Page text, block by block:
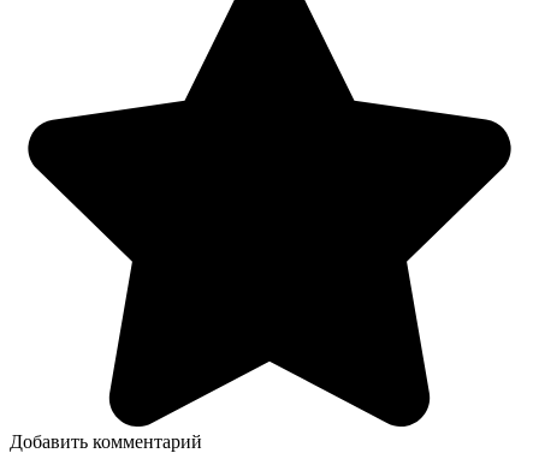
Добавить комментарий